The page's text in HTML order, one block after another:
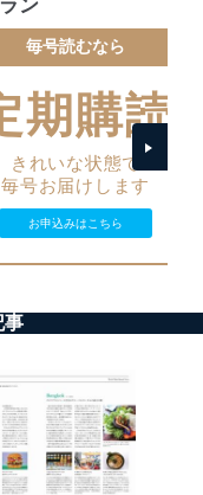
ー制御機能（ユ
個人情報データ
を使用する従業
ペレーティング
います。
セキュリティ対策
新 機能等の活用
います。
のパスワードを
続的改善
ビューの機会を通
テムを継続的に改
ン
毎号読むなら
期購読
きれいな状態で
毎号お届けします
お申込みはこちら
事